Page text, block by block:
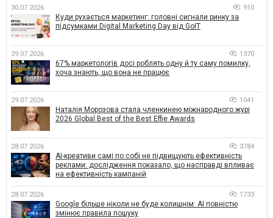
30.07.2026 910
Куди рухається маркетинг: головні сигнали ринку за
підсумками Digital Marketing Day від GoIT
29.07.2026 1370
67% маркетологів досі роблять одну й ту саму помилку,
хоча знають, що вона не працює
29.07.2026 1041
Наталія Морозова стала членкинею міжнародного журі
2026 Global Best of the Best Effie Awards
28.07.2026 3784
AI-креативи самі по собі не підвищують ефективність
реклами: дослідження показало, що насправді впливає
на ефективність кампаній
28.07.2026 1733
Google більше ніколи не буде колишнім: AI повністю
змінює правила пошуку